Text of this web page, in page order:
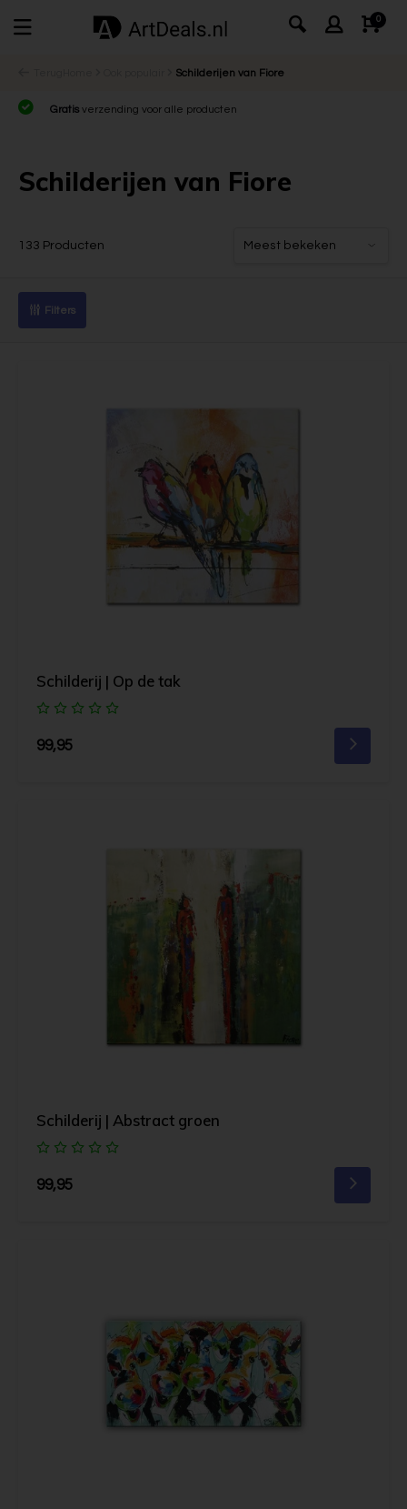
0
Schilderijen van Fiore
Gratis verzending voor alle producten
Schilderijen van Fiore
133 Producten
Filters
Schilderij | Op de tak
99,95
Schilderij | Abstract groen
99,95